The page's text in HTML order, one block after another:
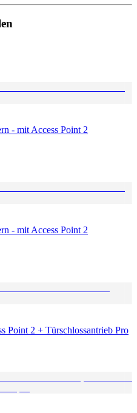
- mit Access Point 2
- mit Access Point 2
Point 2 + Türschlossantrieb Pro